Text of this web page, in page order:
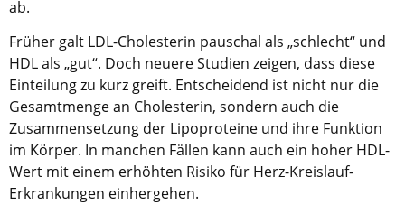
ab.
Früher galt LDL-Cholesterin pauschal als „schlecht“ und
HDL als „gut“. Doch neuere Studien zeigen, dass diese
Einteilung zu kurz greift. Entscheidend ist nicht nur die
Gesamtmenge an Cholesterin, sondern auch die
Zusammensetzung der Lipoproteine und ihre Funktion
im Körper. In manchen Fällen kann auch ein hoher HDL-
Wert mit einem erhöhten Risiko für Herz-Kreislauf-
Erkrankungen einhergehen.